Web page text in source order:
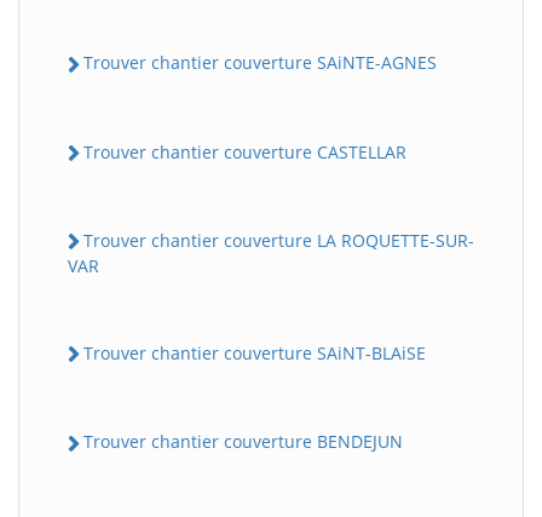
Trouver chantier couverture SAiNTE-AGNES
Trouver chantier couverture CASTELLAR
Trouver chantier couverture LA ROQUETTE-SUR-
VAR
Trouver chantier couverture SAiNT-BLAiSE
Trouver chantier couverture BENDEJUN